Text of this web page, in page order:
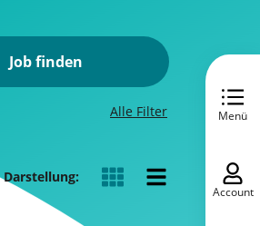
Job finden
Alle Filter
Darstellung:
Menü
Account